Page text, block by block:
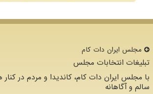
مجلس ایران دات كام
تبلیغات انتخابات مجلس
با مجلس ایران دات کام، کاندیدا و مردم در کنار
سالم و آگاهانه